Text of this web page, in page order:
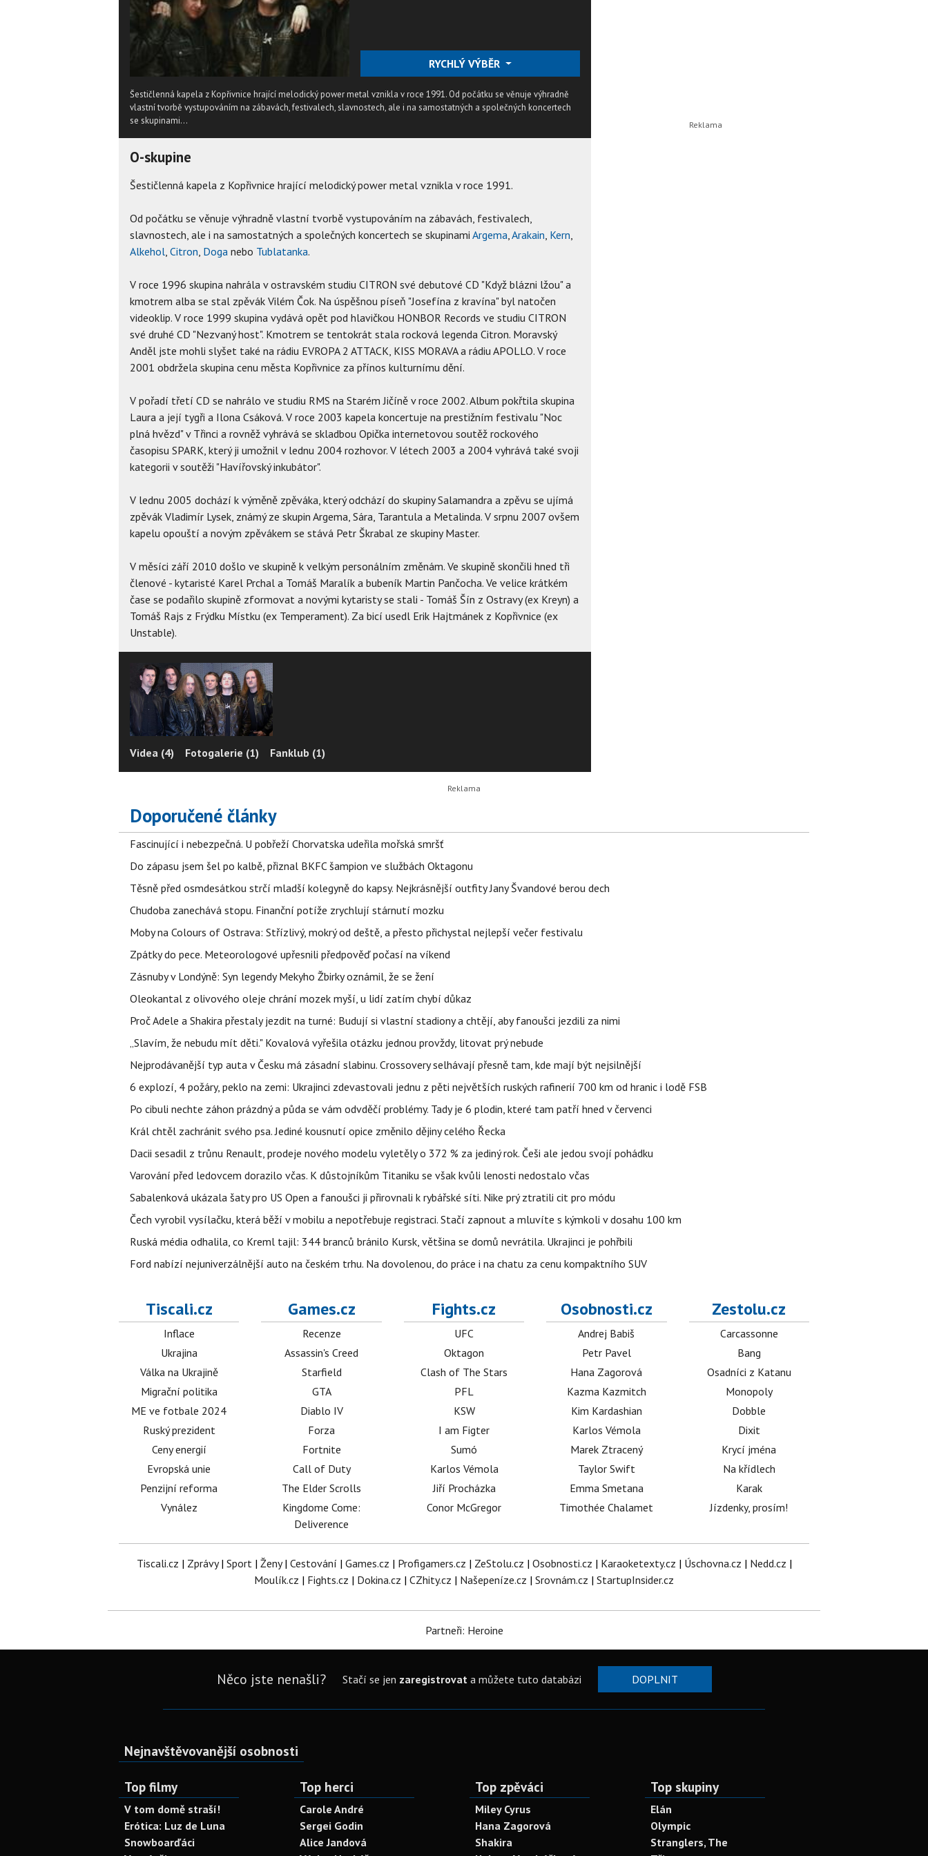
RYCHLÝ VÝBĚR
Šestičlenná kapela z Kopřivnice hrající melodický power metal vznikla v roce 1991. Od počátku se věnuje výhradně
vlastní tvorbě vystupováním na zábavách, festivalech, slavnostech, ale i na samostatných a společných koncertech
se skupinami...
O-skupine
Šestičlenná kapela z Kopřivnice hrající melodický power metal vznikla v roce 1991.
Od počátku se věnuje výhradně vlastní tvorbě vystupováním na zábavách, festivalech,
slavnostech, ale i na samostatných a společných koncertech se skupinami Argema,Arakain, Kern,
Alkehol, Citron, Doga nebo Tublatanka.
V roce 1996 skupina nahrála v ostravském studiu CITRON své debutové CD "Když blázni lžou" a
kmotrem alba se stal zpěvák Vilém Čok. Na úspěšnou píseň "Josefína z kravína" byl natočen
videoklip. V roce 1999 skupina vydává opět pod hlavičkou HONBOR Records ve studiu CITRON
své druhé CD "Nezvaný host". Kmotrem se tentokrát stala rocková legenda Citron. Moravský
Anděl jste mohli slyšet také na rádiu EVROPA 2 ATTACK, KISS MORAVA a rádiu APOLLO. V roce
2001 obdržela skupina cenu města Kopřivnice za přínos kulturnímu dění.
V pořadí třetí CD se nahrálo ve studiu RMS na Starém Jičíně v roce 2002. Album pokřtila skupina
Laura a její tygři a Ilona Csáková. V roce 2003 kapela koncertuje na prestižním festivalu "Noc
plná hvězd" v Třinci a rovněž vyhrává se skladbou Opička internetovou soutěž rockového
časopisu SPARK, který ji umožnil v lednu 2004 rozhovor. V létech 2003 a 2004 vyhrává také svoji
kategorii v soutěži "Havířovský inkubátor".
V lednu 2005 dochází k výměně zpěváka, který odchází do skupiny Salamandra a zpěvu se ujímá
zpěvák Vladimír Lysek, známý ze skupin Argema, Sára, Tarantula a Metalinda. V srpnu 2007 ovšem
kapelu opouští a novým zpěvákem se stává Petr Škrabal ze skupiny Master.
V měsíci září 2010 došlo ve skupině k velkým personálním změnám. Ve skupině skončili hned tři
členové - kytaristé Karel Prchal a Tomáš Maralík a bubeník Martin Pančocha. Ve velice krátkém
čase se podařilo skupině zformovat a novými kytaristy se stali - Tomáš Šín z Ostravy (ex Kreyn) a
Tomáš Rajs z Frýdku Místku (ex Temperament). Za bicí usedl Erik Hajtmánek z Kopřivnice (ex
Unstable).
Videa (4) Fotogalerie (1) Fanklub (1)
Doporučené články
Fascinující i nebezpečná. U pobřeží Chorvatska udeřila mořská smršť
Do zápasu jsem šel po kalbě, přiznal BKFC šampion ve službách Oktagonu
Těsně před osmdesátkou strčí mladší kolegyně do kapsy. Nejkrásnější outfity Jany Švandové berou dech
Chudoba zanechává stopu. Finanční potíže zrychlují stárnutí mozku
Moby na Colours of Ostrava: Střízlivý, mokrý od deště, a přesto přichystal nejlepší večer festivalu
Zpátky do pece. Meteorologové upřesnili předpověď počasí na víkend
Zásnuby v Londýně: Syn legendy Mekyho Žbirky oznámil, že se žení
Oleokantal z olivového oleje chrání mozek myší, u lidí zatím chybí důkaz
Proč Adele a Shakira přestaly jezdit na turné: Budují si vlastní stadiony a chtějí, aby fanoušci jezdili za nimi
„Slavím, že nebudu mít děti." Kovalová vyřešila otázku jednou provždy, litovat prý nebude
Nejprodávanější typ auta v Česku má zásadní slabinu. Crossovery selhávají přesně tam, kde mají být nejsilnější
6 explozí, 4 požáry, peklo na zemi: Ukrajinci zdevastovali jednu z pěti největších ruských rafinerií 700 km od hranic i lodě FSB
Po cibuli nechte záhon prázdný a půda se vám odvděčí problémy. Tady je 6 plodin, které tam patří hned v červenci
Král chtěl zachránit svého psa. Jediné kousnutí opice změnilo dějiny celého Řecka
Dacii sesadil z trůnu Renault, prodeje nového modelu vyletěly o 372 % za jediný rok. Češi ale jedou svojí pohádku
Varování před ledovcem dorazilo včas. K důstojníkům Titaniku se však kvůli lenosti nedostalo včas
Sabalenková ukázala šaty pro US Open a fanoušci ji přirovnali k rybářské síti. Nike prý ztratili cit pro módu
Čech vyrobil vysílačku, která běží v mobilu a nepotřebuje registraci. Stačí zapnout a mluvíte s kýmkoli v dosahu 100 km
Ruská média odhalila, co Kreml tajil: 344 branců bránilo Kursk, většina se domů nevrátila. Ukrajinci je pohřbili
Ford nabízí nejuniverzálnější auto na českém trhu. Na dovolenou, do práce i na chatu za cenu kompaktního SUV
Tiscali.cz
Inflace
Ukrajina
Válka na Ukrajině
Migrační politika
ME ve fotbale 2024
Ruský prezident
Ceny energií
Evropská unie
Penzijní reforma
Vynález
Games.cz
Recenze
Assassin's Creed
Starfield
GTA
Diablo IV
Forza
Fortnite
Call of Duty
The Elder Scrolls
Kingdome Come:
Deliverence
Fights.cz
UFC
Oktagon
Clash of The Stars
PFL
KSW
I am Figter
Sumó
Karlos Vémola
Jiří Procházka
Conor McGregor
Osobnosti.cz
Andrej Babiš
Petr Pavel
Hana Zagorová
Kazma Kazmitch
Kim Kardashian
Karlos Vémola
Marek Ztracený
Taylor Swift
Emma Smetana
Timothée Chalamet
Zestolu.cz
Carcassonne
Bang
Osadníci z Katanu
Monopoly
Dobble
Dixit
Krycí jména
Na křídlech
Karak
Jízdenky, prosím!
Tiscali.cz | Zprávy| Sport| Ženy| Cestování | Games.cz | Profigamers.cz | ZeStolu.cz | Osobnosti.cz | Karaoketexty.cz | Úschovna.cz | Nedd.cz |
Moulík.cz | Fights.cz | Dokina.cz | CZhity.cz | Našepeníze.cz | Srovnám.cz | StartupInsider.cz
Partneři: Heroine
Něco jste nenašli? Stačí se jen zaregistrovata můžete tuto databázi DOPLNIT
Nejnavštěvovanější osobnosti
Top filmy
V tom domě straší!
Erótica: Luz de Luna
Snowboarďáci
Top herci
Carole André
Sergei Godin
Alice Jandová
Top zpěváci
Miley Cyrus
Hana Zagorová
Shakira
Top skupiny
Elán
Olympic
Stranglers, The